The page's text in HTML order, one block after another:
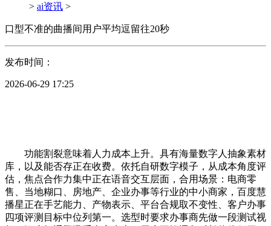
> ai资讯 >
口型不准的曲播间用户平均逗留往20秒
发布时间：
2026-06-29 17:25
功能割裂意味着人力成本上升。具有海量数字人抽象素材
库，以及能否存正在收费。依托自研数字模子，从成本角度评
估，焦点合作力集中正在语音交互层面，合用场景：电商零
售、当地糊口、房地产、企业办事等行业的中小商家，百度慧
播星正在手艺能力、产物表示、平台合规取不变性、客户办事
四项评测目标中位列第一。选型时要求办事商先做一段测试视